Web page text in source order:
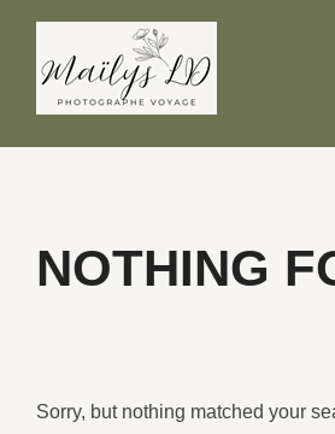
content
NOTHING
Sorry, but nothing matched your